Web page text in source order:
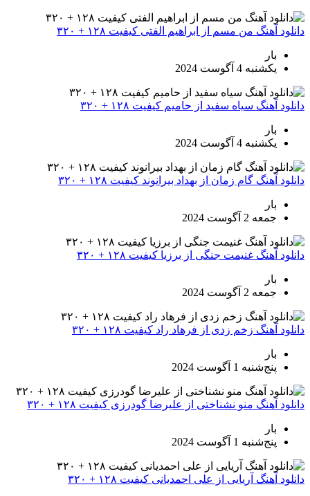
دانلود آهنگ من مسم از ابراهیم الفتی کیفیت ۱۲۸ + ۳۲۰
بار
یکشنبه 4 آگوست 2024
دانلود آهنگ سیاه سفید از حامیم کیفیت ۱۲۸ + ۳۲۰
بار
یکشنبه 4 آگوست 2024
دانلود آهنگ گام زمان از بهداد بیرانوند کیفیت ۱۲۸ + ۳۲۰
بار
جمعه 2 آگوست 2024
دانلود آهنگ غنیمت جنگی از برزیا کیفیت ۱۲۸ + ۳۲۰
بار
جمعه 2 آگوست 2024
دانلود آهنگ زخم زدی از فرهاد راد کیفیت ۱۲۸ + ۳۲۰
بار
پنج‌شنبه 1 آگوست 2024
دانلود آهنگ منو نشناختی از علیرضا گودرزی کیفیت ۱۲۸ + ۳۲۰
بار
پنج‌شنبه 1 آگوست 2024
دانلود آهنگ آریایی از علی احمدیانی کیفیت ۱۲۸ + ۳۲۰